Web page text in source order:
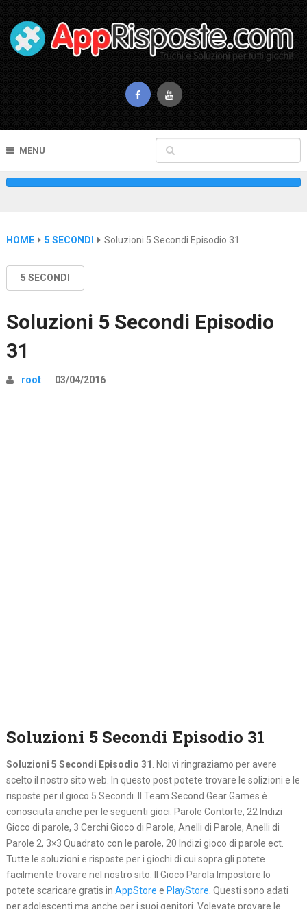
MENU
HOME 5 SECONDI Soluzioni 5 Secondi Episodio 31
5 SECONDI
Soluzioni 5 Secondi Episodio
31
root 03/04/2016
Soluzioni 5 Secondi Episodio 31
Soluzioni 5 Secondi Episodio 31 . Noi vi ringraziamo per avere
scelto il nostro sito web. In questo post potete trovare le solizioni e le
risposte per il gioco 5 Secondi. Il Team Second Gear Games è
conosciuta anche per le seguenti gioci: Parole Contorte, 22 Indizi
Gioco di parole, 3 Cerchi Gioco di Parole, Anelli di Parole, Anelli di
Parole 2, 3×3 Quadrato con le parole, 20 Indizi gioco di parole ect.
Tutte le soluzioni e risposte per i giochi di cui sopra gli potete
facilmente trovare nel nostro sito. Il Gioco Parola Impostore lo
potete scaricare gratis in AppStore e PlayStore. Questi sono adati
per adolescenti ma anche per i suoi genitori. Volevate provare le